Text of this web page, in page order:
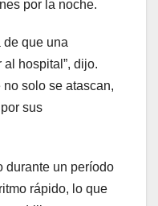
por la noche.
de que una
hospital”, dijo.
solo se atascan,
sus
durante un período
rápido, lo que